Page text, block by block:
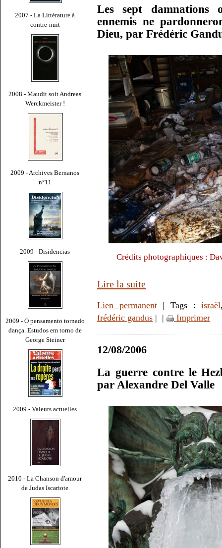
2007 - La Littérature à
contre-nuit
2008 - Maudit soit Andreas
Werckmeister !
2009 - Archives Bernanos
n°11
2009 - Disidencias
2009 - O pensamento tornado
dança. Estudos em torno de
George Steiner
2009 - Valeurs actuelles
2010 - La Chanson d'amour
de Judas Iscariote
Les sept damnations
ennemis ne
Dieu, par Frédéric
Crédits photographiques :
Lire la suite
Lien permanent| Tags :israël
frédéric gandus | | Imprimer
12/08/2006
La guerre contre le
par Alexandre Del Valle